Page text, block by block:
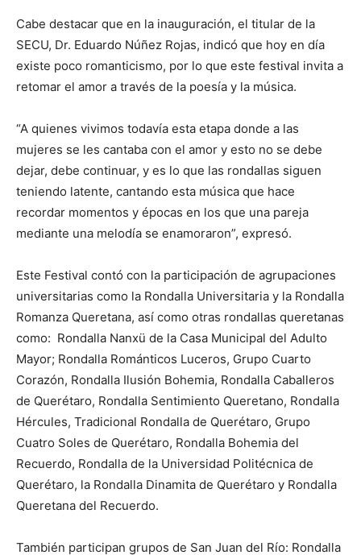
Cabe destacar que en la inauguración, el titular de la
SECU, Dr. Eduardo Núñez Rojas, indicó que hoy en día
existe poco romanticismo, por lo que este festival invita a
retomar el amor a través de la poesía y la música.
“A quienes vivimos todavía esta etapa donde a las
mujeres se les cantaba con el amor y esto no se debe
dejar, debe continuar, y es lo que las rondallas siguen
teniendo latente, cantando esta música que hace
recordar momentos y épocas en los que una pareja
mediante una melodía se enamoraron”, expresó.
Este Festival contó con la participación de agrupaciones
universitarias como la Rondalla Universitaria y la Rondalla
Romanza Queretana, así como otras rondallas queretanas
como: Rondalla Nanxü de la Casa Municipal del Adulto
Mayor; Rondalla Románticos Luceros, Grupo Cuarto
Corazón, Rondalla Ilusión Bohemia, Rondalla Caballeros
de Querétaro, Rondalla Sentimiento Queretano, Rondalla
Hércules, Tradicional Rondalla de Querétaro, Grupo
Cuatro Soles de Querétaro, Rondalla Bohemia del
Recuerdo, Rondalla de la Universidad Politécnica de
Querétaro, la Rondalla Dinamita de Querétaro y Rondalla
Queretana del Recuerdo.
También participan grupos de San Juan del Río: Rondalla